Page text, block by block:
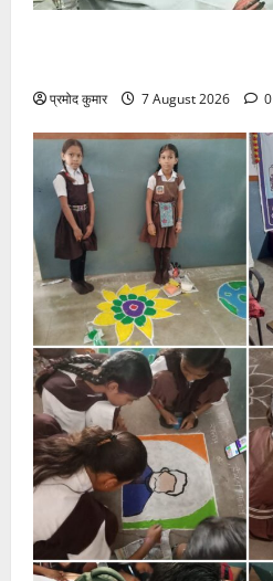
प्रमोद कुमार 7 August 2026 0